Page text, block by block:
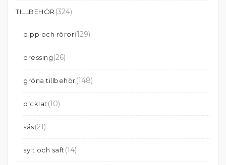
TILLBEHÖR (324)
dipp och röror(129)
dressing(26)
gröna tillbehör(148)
picklat (10)
sås(21)
sylt och saft (14)